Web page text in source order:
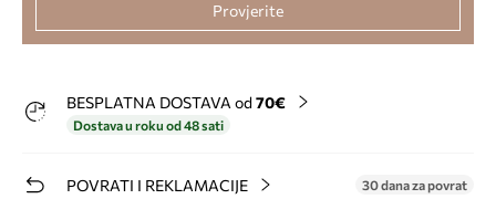
Provjerite
BESPLATNA DOSTAVA od 70€
Dostava u roku od 48 sati
POVRATI I REKLAMACIJE 30 dana za povrat